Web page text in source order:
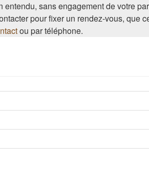
sans engagement de votre
pour fixer un rendez-vous, que
ou par téléphone.